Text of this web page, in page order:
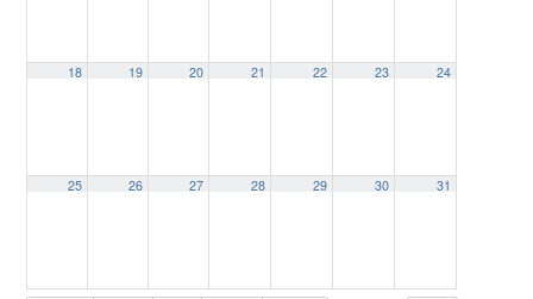
18 19 20 21 22 23 24
25 26 27 28 29 30 31